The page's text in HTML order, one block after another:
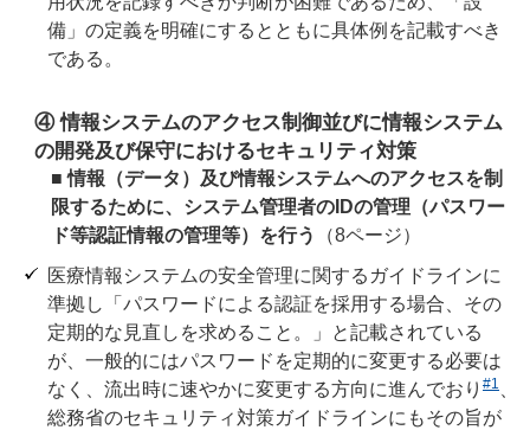
備」の定義を明確にするとともに具体例を記載すべき
である。
④ 情報システムのアクセス制御並びに情報システム
の開発及び保守におけるセキュリティ対策
■ 情報（データ）及び情報システムへのアクセスを制
限するために、システム管理者のIDの管理（パスワー
ド等認証情報の管理等）を行う
（8ページ）
医療情報システムの安全管理に関するガイドラインに
準拠し「パスワードによる認証を採用する場合、その
定期的な見直しを求めること。」と記載されている
が、一般的にはパスワードを定期的に変更する必要は
なく、流出時に速やかに変更する方向に進んでおり #1
総務省のセキュリティ対策ガイドラインにもその旨が